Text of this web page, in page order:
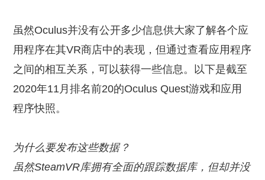
虽然Oculus并没有公开多少信息供大家了解各个应
用程序在其VR商店中的表现，但通过查看应用程序
之间的相互关系，可以获得一些信息。以下是截至
2020年11月排名前20的Oculus Quest游戏和应用
程序快照。
为什么要发布这些数据？
虽然SteamVR库拥有全面的跟踪数据库，但却并没